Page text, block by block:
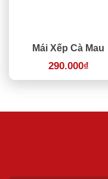
Mái Xếp Cà Mau
290.000₫